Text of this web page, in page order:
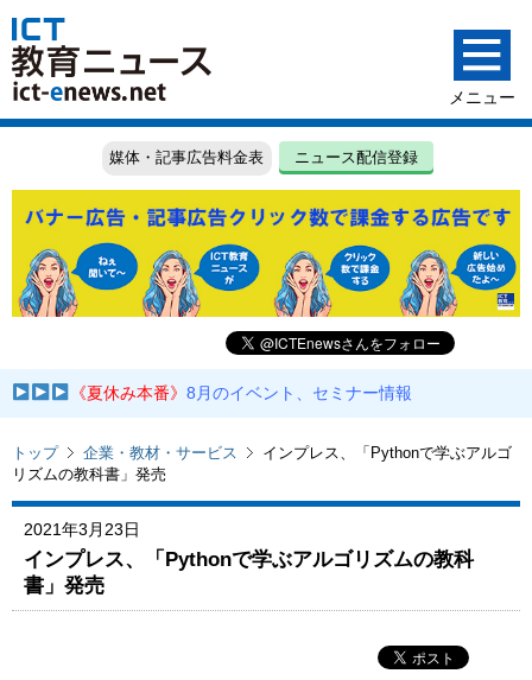
媒体・記事広告料金表 ニュース配信登録
《夏休み本番》8月のイベント、セミナー情報
トップ 企業・教材・サービス
インプレス、「Pythonで学ぶアルゴ
リズムの教科書」発売
2021年3月23日
インプレス、「Pythonで学ぶアルゴリズムの教科
書」発売